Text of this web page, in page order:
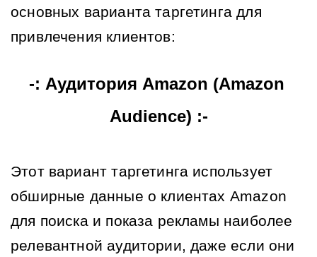
основных варианта таргетинга для
привлечения клиентов:
-: Аудитория Amazon (Amazon
Audience) :-
Этот вариант таргетинга использует
обширные данные о клиентах Amazon
для поиска и показа рекламы наиболее
релевантной аудитории, даже если они